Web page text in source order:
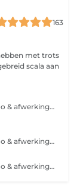
163
met trots
scala aan
Inclusief advies, wassen, verzorgende shampoo & afwerkingsproduct. Ontharen van ongewenste haren neus, oren, wenkbrauwen met hete wax. Bij elk bezoek krijgt u een warm of fris drankje aangeboden.
Inclusief advies, wassen, verzorgende shampoo & afwerkingsproduct. Ontharen van ongewenste haren neus, oren, wenkbrauwen met hete wax. Bij elk bezoek krijgt u een warm of fris drankje aangeboden.
Inclusief advies, wassen, verzorgende shampoo & afwerkingsproduct. Bij elk bezoek krijgt u een warm of fris drankje aangeboden.